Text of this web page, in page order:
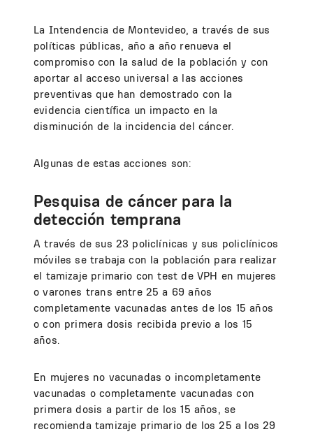
La Intendencia de Montevideo, a través de sus
políticas públicas, año a año renueva el
compromiso con la salud de la población y con
aportar al acceso universal a las acciones
preventivas que han demostrado con la
evidencia científica un impacto en la
disminución de la incidencia del cáncer.
Algunas de estas acciones son:
Pesquisa de cáncer para la
detección temprana
A través de sus 23 policlínicas y sus policlínicos
móviles se trabaja con la población para realizar
el tamizaje primario con test de VPH en mujeres
o varones trans entre 25 a 69 años
completamente vacunadas antes de los 15 años
o con primera dosis recibida previo a los 15
años.
En mujeres no vacunadas o incompletamente
vacunadas o completamente vacunadas con
primera dosis a partir de los 15 años, se
recomienda tamizaje primario de los 25 a los 29